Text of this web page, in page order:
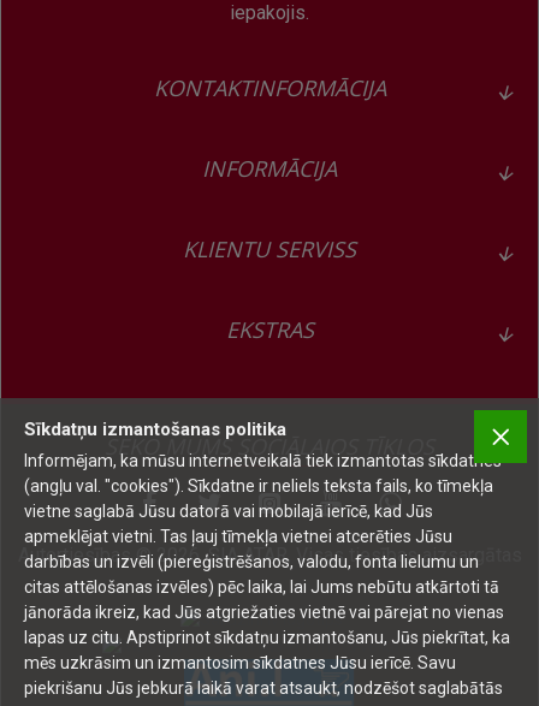
iepakojis.
KONTAKTINFORMĀCIJA
INFORMĀCIJA
KLIENTU SERVISS
EKSTRAS
SEKO MUMS SOCIĀLAJOS TĪKLOS
Autortiesības © 2026, SIA ATAR, Visas tiesības aizsargātas
Sīkdatņu izmantošanas politika
Informējam, ka mūsu internetveikalā tiek izmantotas sīkdatnes
(angļu val. "cookies"). Sīkdatne ir neliels teksta fails, ko tīmekļa
vietne saglabā Jūsu datorā vai mobilajā ierīcē, kad Jūs
apmeklējat vietni. Tas ļauj tīmekļa vietnei atcerēties Jūsu
darbības un izvēli (piereģistrēšanos, valodu, fonta lielumu un
citas attēlošanas izvēles) pēc laika, lai Jums nebūtu atkārtoti tā
jānorāda ikreiz, kad Jūs atgriežaties vietnē vai pārejat no vienas
lapas uz citu. Apstiprinot sīkdatņu izmantošanu, Jūs piekrītat, ka
mēs uzkrāsim un izmantosim sīkdatnes Jūsu ierīcē. Savu
piekrišanu Jūs jebkurā laikā varat atsaukt, nodzēšot saglabātās